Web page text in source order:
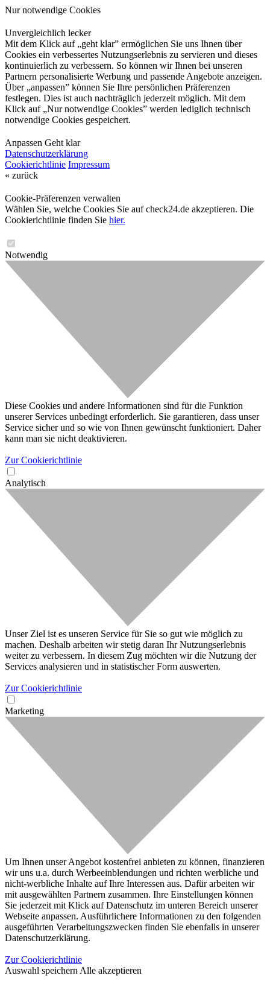
Nur notwendige Cookies
Unvergleichlich lecker
Mit dem Klick auf „geht klar” ermöglichen Sie uns Ihnen über
Cookies ein verbessertes Nutzungserlebnis zu servieren und dieses
kontinuierlich zu verbessern. So können wir Ihnen bei unseren
Partnern personalisierte Werbung und passende Angebote anzeigen.
Über „anpassen” können Sie Ihre persönlichen Präferenzen
festlegen. Dies ist auch nachträglich jederzeit möglich. Mit dem
Klick auf „Nur notwendige Cookies” werden lediglich technisch
notwendige Cookies gespeichert.
Anpassen Geht klar
Datenschutzerklärung
Cookierichtlinie Impressum
« zurück
Cookie-Präferenzen verwalten
Wählen Sie, welche Cookies Sie auf check24.de akzeptieren. Die
Cookierichtlinie finden Sie hier.
Notwendig
Diese Cookies und andere Informationen sind für die Funktion
unserer Services unbedingt erforderlich. Sie garantieren, dass unser
Service sicher und so wie von Ihnen gewünscht funktioniert. Daher
kann man sie nicht deaktivieren.
Zur Cookierichtlinie
Analytisch
Unser Ziel ist es unseren Service für Sie so gut wie möglich zu
machen. Deshalb arbeiten wir stetig daran Ihr Nutzungserlebnis
weiter zu verbessern. In diesem Zug möchten wir die Nutzung der
Services analysieren und in statistischer Form auswerten.
Zur Cookierichtlinie
Marketing
Um Ihnen unser Angebot kostenfrei anbieten zu können, finanzieren
wir uns u.a. durch Werbeeinblendungen und richten werbliche und
nicht-werbliche Inhalte auf Ihre Interessen aus. Dafür arbeiten wir
mit ausgewählten Partnern zusammen. Ihre Einstellungen können
Sie jederzeit mit Klick auf Datenschutz im unteren Bereich unserer
Webseite anpassen. Ausführlichere Informationen zu den folgenden
ausgeführten Verarbeitungszwecken finden Sie ebenfalls in unserer
Datenschutzerklärung.
Zur Cookierichtlinie
Auswahl speichern Alle akzeptieren